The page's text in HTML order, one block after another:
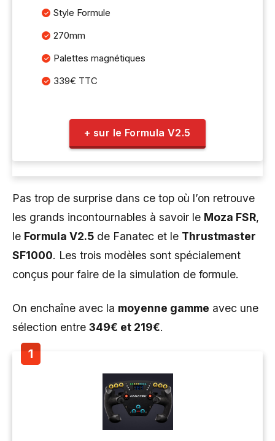
Style Formule
270mm
Palettes magnétiques
339€ TTC
+ sur le Formula V2.5
Pas trop de surprise dans ce top où l’on retrouve
les grands incontournables à savoir le Moza FSR,
le Formula V2.5 de Fanatec et le Thrustmaster
SF1000. Les trois modèles sont spécialement
conçus pour faire de la simulation de formule.
On enchaîne avec la moyenne gamme avec une
sélection entre 349€ et 219€.